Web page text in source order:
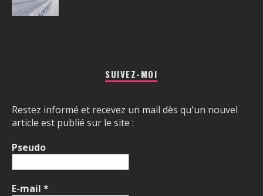
SUIVEZ-MOI
Restez informé et recevez un mail dès qu'un nouvel
article est publié sur le site :
Pseudo
E-mail *